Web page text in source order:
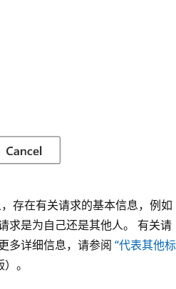
存在有关请求的基本信息，例如
求是为自己还是其他人。 有关请
多详细信息，请参阅 “代表其他标
）。